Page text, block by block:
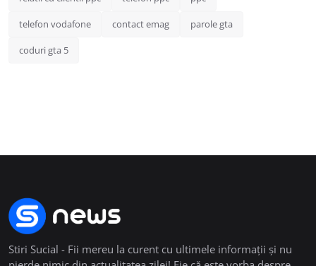
telefon vodafone contact emag parole gta
coduri gta 5
Stiri Sucial - Fii mereu la curent cu ultimele informații și nu